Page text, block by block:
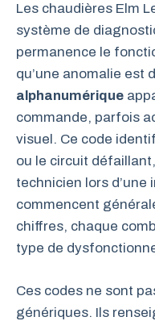
Les chaudières Elm
système de
permanence le
qu’une anomalie est
alphanumérique
commande, parfois
visuel. Ce code
ou le circuit
technicien lors
commencent
chiffres, chaque
type de
Ces codes ne sont
génériques. Ils